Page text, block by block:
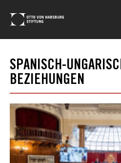
SPANISCH-
BEZIEHUNGEN